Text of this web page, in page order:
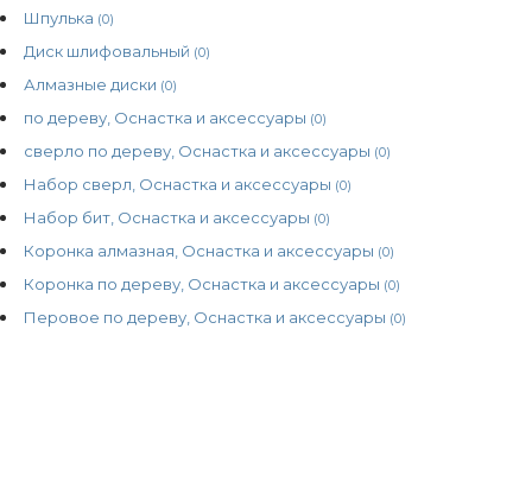
Шпулька (0)
Диск шлифовальный (0)
Алмазные диски (0)
по дереву, Оснастка и аксессуары (0)
сверло по дереву, Оснастка и аксессуары (0)
Набор сверл, Оснастка и аксессуары (0)
Набор бит, Оснастка и аксессуары (0)
Коронка алмазная, Оснастка и аксессуары (0)
Коронка по дереву, Оснастка и аксессуары (0)
Перовое по дереву, Оснастка и аксессуары (0)